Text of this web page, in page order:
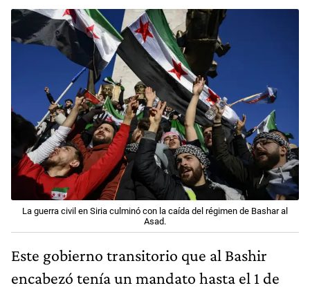
La guerra civil en Siria culminó con la caída del régimen de Bashar al
Asad.
Este gobierno transitorio que al Bashir
encabezó tenía un mandato hasta el 1 de